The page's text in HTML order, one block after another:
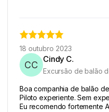
18 outubro 2023
CC
Cindy C.
Excursão de balão
Boa companhia de balão
Piloto experiente. Sem
Eu recomendo fortemente